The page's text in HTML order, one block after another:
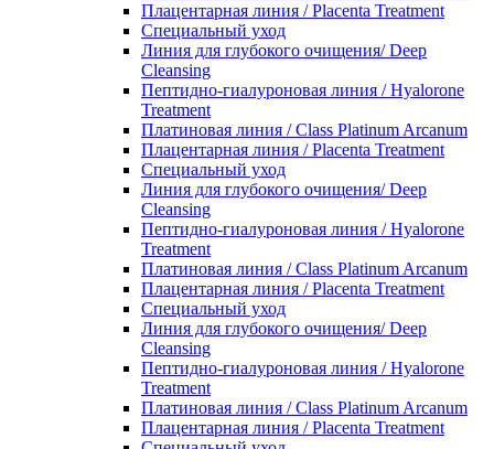
Плацентарная линия / Placenta Treatment
Специальный уход
Линия для глубокого очищения/ Deep
Cleansing
Пептидно-гиалуроновая линия / Hyalorone
Treatment
Платиновая линия / Class Platinum Arcanum
Плацентарная линия / Placenta Treatment
Специальный уход
Линия для глубокого очищения/ Deep
Cleansing
Пептидно-гиалуроновая линия / Hyalorone
Treatment
Платиновая линия / Class Platinum Arcanum
Плацентарная линия / Placenta Treatment
Специальный уход
Линия для глубокого очищения/ Deep
Cleansing
Пептидно-гиалуроновая линия / Hyalorone
Treatment
Платиновая линия / Class Platinum Arcanum
Плацентарная линия / Placenta Treatment